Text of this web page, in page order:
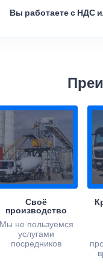
Вы работаете с НДС
Своё
производство
Мы не пользуемся
услугами
посредников